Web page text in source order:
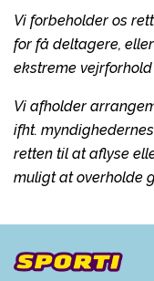
Vi forbeholder os
for få deltagere,
ekstreme
Vi afholder
ifht.
retten til at aflyse
muligt at overholde